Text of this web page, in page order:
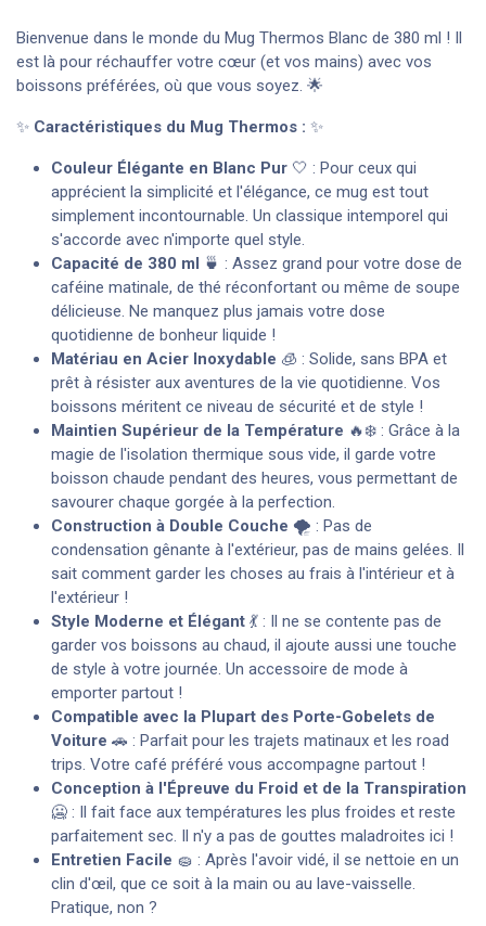
Bienvenue dans le monde du Mug Thermos Blanc de 380 ml ! Il
est là pour réchauffer votre cœur (et vos mains) avec vos
boissons préférées, où que vous soyez. 🌟
✨ Caractéristiques du Mug Thermos : ✨
Couleur Élégante en Blanc Pur 🤍 : Pour ceux qui
apprécient la simplicité et l'élégance, ce mug est tout
simplement incontournable. Un classique intemporel qui
s'accorde avec n'importe quel style.
Capacité de 380 ml
🍵 : Assez grand pour votre dose de
caféine matinale, de thé réconfortant ou même de soupe
délicieuse. Ne manquez plus jamais votre dose
quotidienne de bonheur liquide !
Matériau en Acier Inoxydable 🧊 : Solide, sans BPA et
prêt à résister aux aventures de la vie quotidienne. Vos
boissons méritent ce niveau de sécurité et de style !
Maintien Supérieur de la Température 🔥❄️ : Grâce à la
magie de l'isolation thermique sous vide, il garde votre
boisson chaude pendant des heures, vous permettant de
savourer chaque gorgée à la perfection.
Construction à Double Couche 🌪️ : Pas de
condensation gênante à l'extérieur, pas de mains gelées. Il
sait comment garder les choses au frais à l'intérieur et à
l'extérieur !
Style Moderne et Élégant 💃 : Il ne se contente pas de
garder vos boissons au chaud, il ajoute aussi une touche
de style à votre journée. Un accessoire de mode à
emporter partout !
Compatible avec la Plupart des Porte-Gobelets de
Voiture 🚗 : Parfait pour les trajets matinaux et les road
trips. Votre café préféré vous accompagne partout !
Conception à l'Épreuve du Froid et de la Transpiration
🥶 : Il fait face aux températures les plus froides et reste
parfaitement sec. Il n'y a pas de gouttes maladroites ici !
Entretien Facile 🧽 : Après l'avoir vidé, il se nettoie en un
clin d'œil, que ce soit à la main ou au lave-vaisselle.
Pratique, non ?